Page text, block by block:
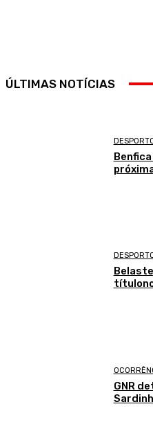
ÚLTIMAS NOTÍCIAS
GNR